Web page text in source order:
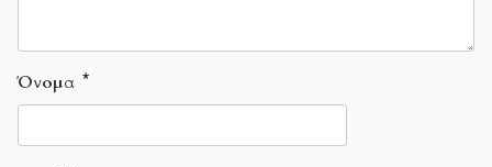
Όνομα *